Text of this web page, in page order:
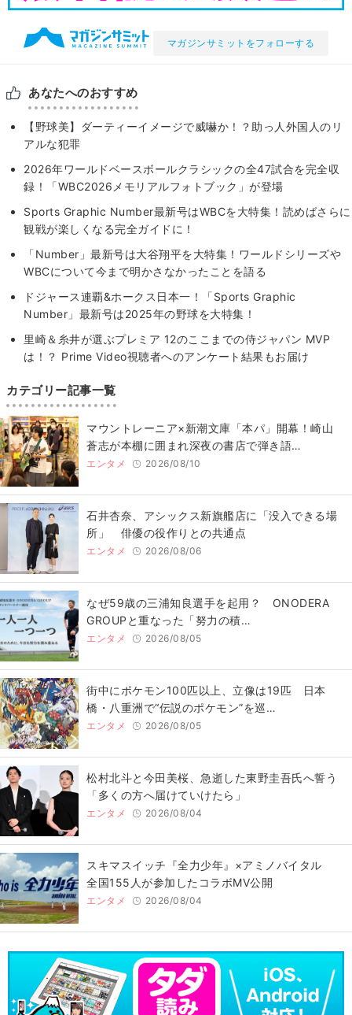
マガジンサミットをフォローする
あなたへのおすすめ
【野球美】ダーティーイメージで威嚇か！？助っ人外国人のリ
アルな犯罪
2026年ワールドベースボールクラシックの全47試合を完全収
録！「WBC2026メモリアルフォトブック」が登場
Sports Graphic Number最新号はWBCを大特集！読めばさらに
観戦が楽しくなる完全ガイドに！
「Number」最新号は大谷翔平を大特集！ワールドシリーズや
WBCについて今まで明かさなかったことを語る
ドジャース連覇&ホークス日本一！「Sports Graphic
Number」最新号は2025年の野球を大特集！
里崎＆糸井が選ぶプレミア 12のここまでの侍ジャパン MVP
は！？ Prime Video視聴者へのアンケート結果もお届け
カテゴリー記事一覧
マウントレーニア×新潮文庫「本パ」開幕！崎山
蒼志が本棚に囲まれ深夜の書店で弾き語…
エンタメ 2026/08/10
石井杏奈、アシックス新旗艦店に「没入できる場
所」 俳優の役作りとの共通点
エンタメ 2026/08/06
なぜ59歳の三浦知良選手を起用？ ONODERA
GROUPと重なった「努力の積…
エンタメ 2026/08/05
街中にポケモン100匹以上、立像は19匹 日本
橋・八重洲で“伝説のポケモン”を巡…
エンタメ 2026/08/05
松村北斗と今田美桜、急逝した東野圭吾氏へ誓う
「多くの方へ届けていけたら」
エンタメ 2026/08/04
スキマスイッチ『全力少年』×アミノバイタル
全国155人が参加したコラボMV公開
エンタメ 2026/08/04